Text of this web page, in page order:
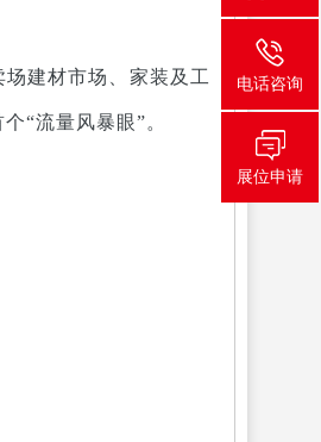
建材市场、家装及工
“流量风暴眼”。
电话咨询
展位申请